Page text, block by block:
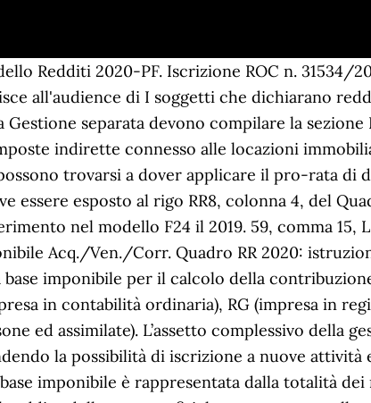
la delega F24 ... collaboratore, il codice soggetto (es.11) e l’anagrafica del titolare. Gestione IVS Artigiani/Commercianti 2019 01 marzo 2019 Con la recente circolare N.25 del 13/02/2019 l’INPS ha reso note le aliquote ed i minimali/massimali utilizzabili per il calcolo dei contributi dovuti da Artigiani e Commercianti nel 2019. Nella circolare numero 79 del 1° luglio 2020 le istruzioni da seguire. Determinata la base imponibile, i contributi dovuti dai professionisti devono essere calcolati applicando l’aliquota (24% e/o 25,72%) a seconda se il soggetto sia coperto o meno da altra previdenza obbligatoria. per i contributi versati per il riscatto del corso di laurea del soggetto fiscalmente a carico, il quale non ha iniziato ancora l'attività lavorativa e non è iscritto ad alcuna forma obbligatoria di previdenza (righi da RP8 a RP13 , codice 32); 3) Non è soggetto a iscrizione alla Gestione IVS Artigiani/Commercianti il socio di una società che svolga mera locazione di immobili di sua proprietà, in quanto questa non si configura come attività commerciale. Redditi percepiti ai sensi dell’articolo 50, comma 1, lettera c-bis), del TUIR; utili derivanti da associazioni in partecipazione con apporto costituito esclusivamente dalla prestazione di lavoro di cui all’articolo 53, comma 2, lettera c), del TUIR; Redditi percepiti con assegno di ricerca, dottorato di ricerca, compensi per i medici in formazione specialistica erogati dalle Università Statali e dichiarati con tipo rapporto 05 DOTTORATO DI RICERCA, ASSEGNO, BORSA DI STUDIO EROGATA DA MIUR e 14 FORMAZIONE SPECIALISTICA, Redditi prodotti come reddito da lavoro autonomo ai sensi dell’articolo 53, comma 1, del TUIR, e per i quali sono dovuti i contributi previdenziali obbligatori presso Casse previdenziali diverse dalla Gestione separata. (ACCETTO). Con la recente circolare N.25 del 13/02/2019 l’INPS ha reso note le aliquote ed i minimali/massimali utilizzabili per il calcolo dei contributi dovuti da Artigiani e Commercianti nel 2019. 5. Articolo originale pubblicato su Informazione Fiscale qui: Ora i contributi INPS che il titolare riceve per se stesso (codice soggetto 10) e per i due collaboratori dell'impresa familiare (cod. Su questo sito usiamo cookie, anche di terze parti, per migliorare la tua esperienza di navigazione. IVA Descr. - P.I. Emissione della fattura elettronica dal 1° luglio 2019, Compilazione del campo Codice Destinatario / PEC, Data di emissione della fattura elettronica. diversa da quella per la quale è stato iscritto alle gestioni autonome, l’importo deve essere indicato nella colonna 3A e andrà indicato, sommato agli altri redditi d’impresa, in RR3, colonna 3. Codici secondo la classificazione ICD 10 OMS relativi alle diagnosi riguardanti gli alunni diversamente abili in base alla legge 104 Il presente elenco ha come obiettivo quello di facilitare la comprensione della diagnosi da parte dei docenti che spesso trovano scritto sulla certificazione una diagnosi essenziale senza la parte descrittiva. IVA N3 887 Art.68 lett.C N3 805 A.A.7t n.i. Il reddito sul quale deve essere calcolato il contributo dovuto dal contribuente deve essere indicato nella colonna 11. No SI 10% - GENERICO Imponibile … Al calcolo del contributo dovuto alla Gestione separata possono concorrere anche altri redditi percepiti dal professionista e soggetti alla stessa Cassa o ad altre Casse previdenziali obbligatorie. È obbligato a iscriversi nella gestione previdenziale Inps commercianti, nella generalità dei casi, chi esercita un’attività del settore terziario, assieme ad eventuali collaboratori.. I soggetti iscritti